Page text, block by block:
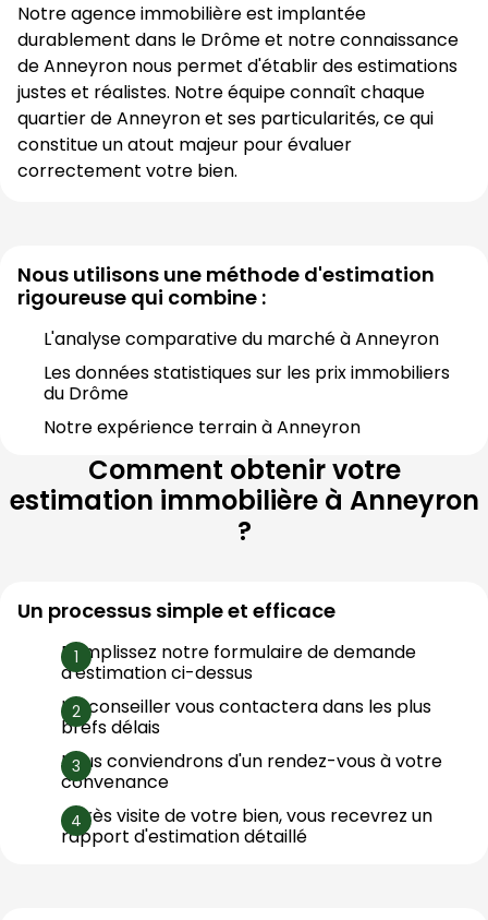
Notre agence immobilière est implantée
durablement dans le Drôme et notre connaissance
de Anneyron nous permet d'établir des estimations
justes et réalistes. Notre équipe connaît chaque
quartier de Anneyron et ses particularités, ce qui
constitue un atout majeur pour évaluer
correctement votre bien.
Nous utilisons une méthode d'estimation
rigoureuse qui combine :
L'analyse comparative du marché à Anneyron
Les données statistiques sur les prix immobiliers
du Drôme
Notre expérience terrain à Anneyron
Comment obtenir votre
estimation immobilière à Anneyron
?
Un processus simple et efficace
Remplissez notre formulaire de demande
d'estimation ci-dessus
Un conseiller vous contactera dans les plus
brefs délais
Nous conviendrons d'un rendez-vous à votre
convenance
Après visite de votre bien, vous recevrez un
rapport d'estimation détaillé